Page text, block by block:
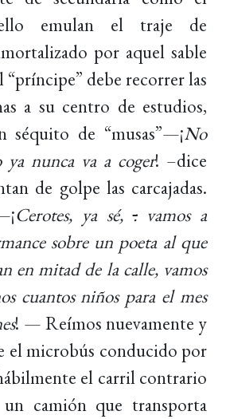
emulan el traje de
por aquel sable
debe recorrer las
a su centro de estudios,
séquito de “musas”—¡No
ya nunca va a coger! –dice
de golpe las carcajadas.
Cerotes, ya sé, :vamos a
sobre un poeta al que
en mitad de la calle, vamos
cuantos niños para el mes
! — Reímos nuevamente y
el microbús conducido por
el carril contrario
un camión que transporta